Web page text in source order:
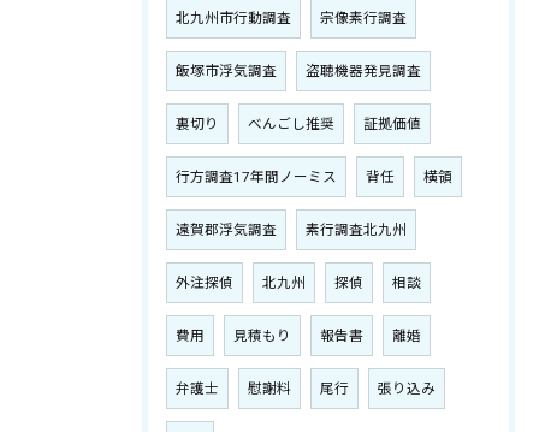
北九州市行動調査 宗像素行調査
飯塚市浮気調査 盗聴機器発見調査
裏切り べんごし推奨 証拠価値
行方調査17年間ノーミス 背任 横領
遠賀郡浮気調査 素行調査北九州
外注探偵 北九州 探偵 相談
費用 見積もり 報告書 離婚
弁護士 慰謝料 尾行 張り込み